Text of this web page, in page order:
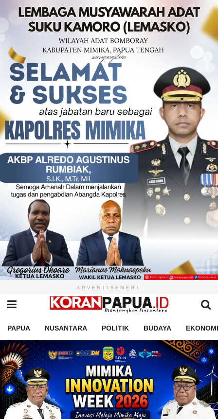
ADVERTISEMENT
PAPUA NUSANTARA POLITIK BUDAYA EKONOMI